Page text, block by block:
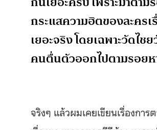
กระแสความฮิตของละคร
เยอะจริง โดยเฉพาะวัดไ
คนตื่นตัวออกไปตามรอยห
จริงๆ แล้วผมเคยเขียนเรื่องกา